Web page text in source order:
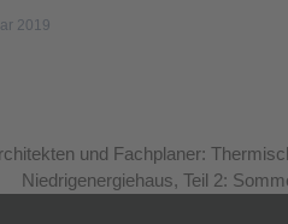
2019
und Fachplaner:
Niedrigenergiehaus, Teil 2: